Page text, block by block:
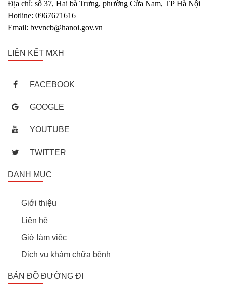
Địa chỉ: số 37, Hai bà Trưng, phường Cửa Nam, TP Hà Nội
Hotline: 0967671616
Email: bvvncb@hanoi.gov.vn
LIÊN KẾT MXH
FACEBOOK
GOOGLE
YOUTUBE
TWITTER
DANH MỤC
Giới thiệu
Liên hệ
Giờ làm việc
Dịch vụ khám chữa bệnh
BẢN ĐỒ ĐƯỜNG ĐI